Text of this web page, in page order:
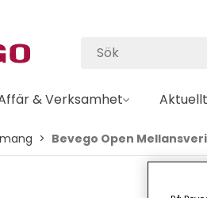
& Verksamhet Aktuellt
Bevego Open